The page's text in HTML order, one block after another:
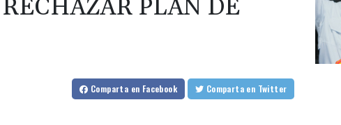
PLAN DE
Comparta en Facebook Comparta en Twitter